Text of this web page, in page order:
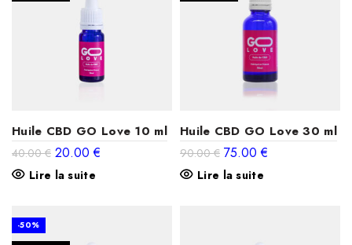
Huile CBD GO Love 10 ml
40.00€ Le
prix
initial
20.00€
Lire la suite
Huile CBD GO Love 30 ml
90.00€ Le
prix
initial
75.00€
Lire la suite
-50%